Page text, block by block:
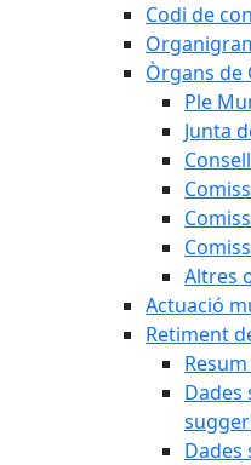
Codi de
Òrgans de
Ple
Junta
Altres
Actuació
Retiment
Dades
Dades